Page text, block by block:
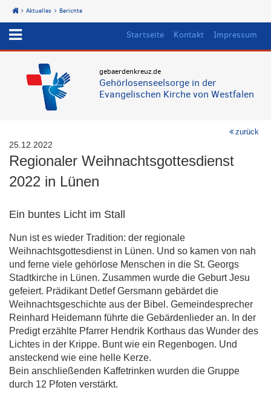
Start
Aktuelles Berichte
Startseite Kontakt Impressum
gebaerdenkreuz.de
Gehörlosenseelsorge in der
Evangelischen Kirche von Westfalen
zurück
25.12.2022
Regionaler Weihnachtsgottesdienst
2022 in Lünen
Ein buntes Licht im Stall
Nun ist es wieder Tradition: der regionale
Weihnachtsgottesdienst in Lünen. Und so kamen von nah
und ferne viele gehörlose Menschen in die St. Georgs
Stadtkirche in Lünen. Zusammen wurde die Geburt Jesu
gefeiert. Prädikant Detlef Gersmann gebärdet die
Weihnachtsgeschichte aus der Bibel. Gemeindesprecher
Reinhard Heidemann führte die Gebärdenlieder an. In der
Predigt erzählte Pfarrer Hendrik Korthaus das Wunder des
Lichtes in der Krippe. Bunt wie ein Regenbogen. Und
ansteckend wie eine helle Kerze.
Bein anschließenden Kaffetrinken wurden die Gruppe
durch 12 Pfoten verstärkt.